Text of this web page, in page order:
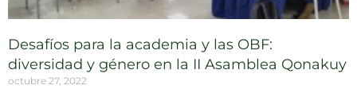
Desafíos para la academia y las OBF:
diversidad y género en la II Asamblea Qonakuy
octubre 27, 2022